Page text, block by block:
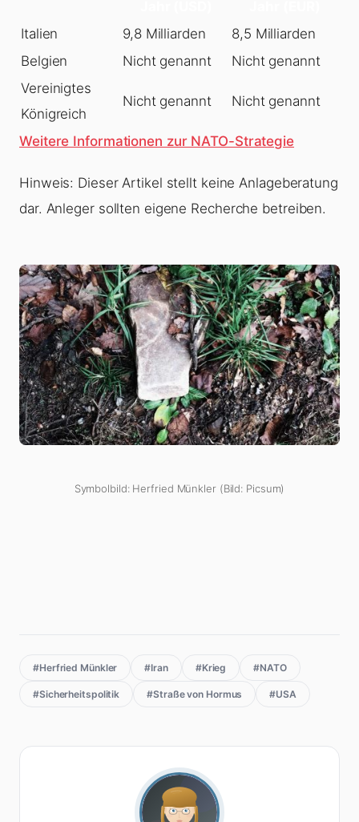
Italien
9,8 Milliarden
8,5 Milliarden
Belgien
Nicht genannt
Nicht genannt
Vereinigtes
Königreich
Nicht genannt Nicht genannt
Weitere Informationen zur NATO-Strategie
Hinweis: Dieser Artikel stellt keine Anlageberatung
dar. Anleger sollten eigene Recherche betreiben.
Symbolbild: Herfried Münkler (Bild: Picsum)
#Herfried Münkler #Iran #Krieg #NATO
#Sicherheitspolitik #Straße von Hormus #USA